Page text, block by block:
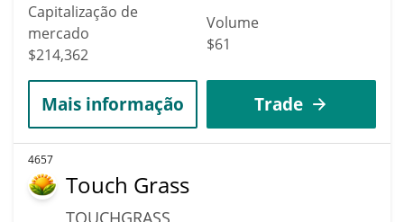
Capitalização de
mercado
$214,362
Volume
$61
Mais informação Trade
4657
Touch Grass
TOUCHGRASS